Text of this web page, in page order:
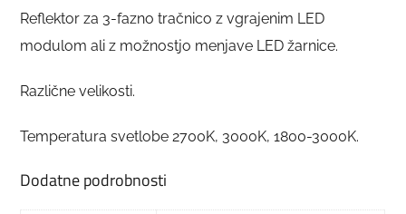
Reflektor za 3-fazno tračnico z vgrajenim LED
modulom ali z možnostjo menjave LED žarnice.
Različne velikosti.
Temperatura svetlobe 2700K, 3000K, 1800-3000K.
Dodatne podrobnosti